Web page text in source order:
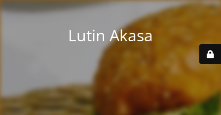
Lutin Akasa